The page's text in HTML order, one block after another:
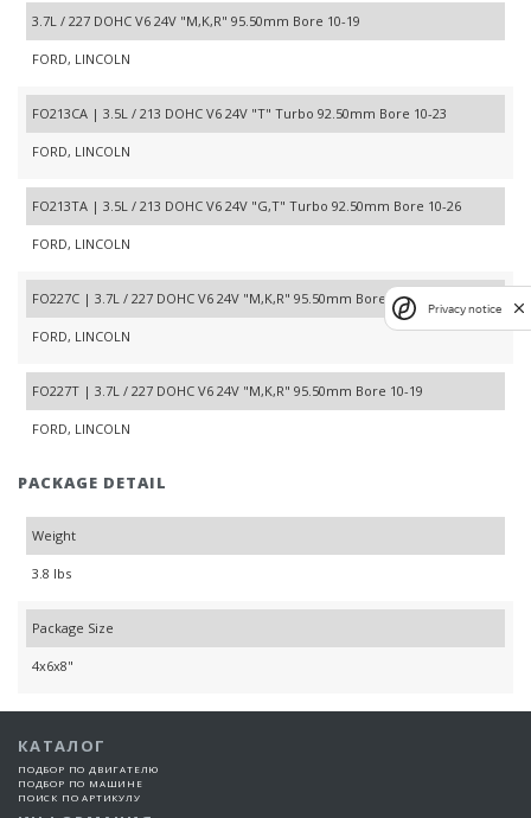
3.7L / 227 DOHC V6 24V "M,K,R" 95.50mm Bore 10-19
FORD, LINCOLN
FO213CA | 3.5L / 213 DOHC V6 24V "T" Turbo 92.50mm Bore 10-23
FORD, LINCOLN
FO213TA | 3.5L / 213 DOHC V6 24V "G,T" Turbo 92.50mm Bore 10-26
FORD, LINCOLN
FO227C | 3.7L / 227 DOHC V6 24V "M,K,R" 95.50mm Bore 09-20
FORD, LINCOLN
FO227T | 3.7L / 227 DOHC V6 24V "M,K,R" 95.50mm Bore 10-19
FORD, LINCOLN
PACKAGE DETAIL
Weight
3.8 lbs
Package Size
4x6x8"
КАТАЛОГ
ПОДБОР ПО ДВИГАТЕЛЮ
ПОДБОР ПО МАШИНЕ
ПОИСК ПО АРТИКУЛУ
Privacy notice